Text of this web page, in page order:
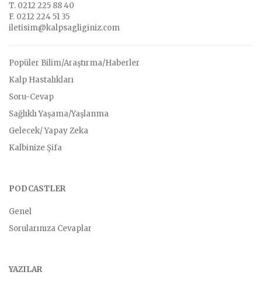
T. 0212 225 88 40
F. 0212 224 51 35
iletisim@kalpsagliginiz.com
Popüler Bilim/Araştırma/Haberler
Kalp Hastalıkları
Soru-Cevap
Sağlıklı Yaşama/Yaşlanma
Gelecek/ Yapay Zeka
Kalbinize Şifa
PODCASTLER
Genel
Sorularınıza Cevaplar
YAZILAR